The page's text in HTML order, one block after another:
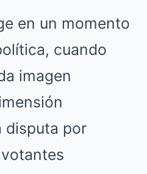
en un momento
cuando
imagen
disputa por